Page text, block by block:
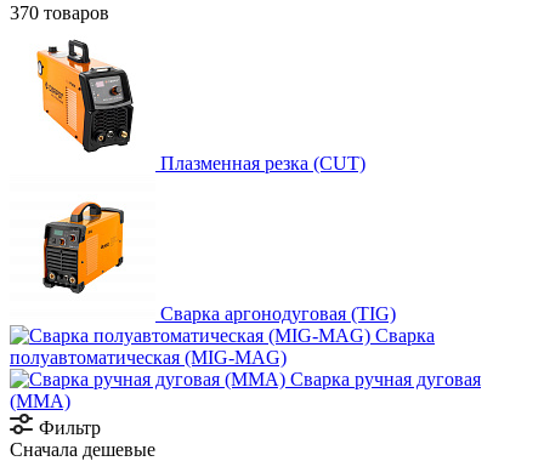
370 товаров
Плазменная резка (CUT)
Сварка аргонодуговая (TIG)
Сварка
полуавтоматическая (MIG-MAG)
Сварка ручная дуговая
(ММА)
Фильтр
Сначала дешевые